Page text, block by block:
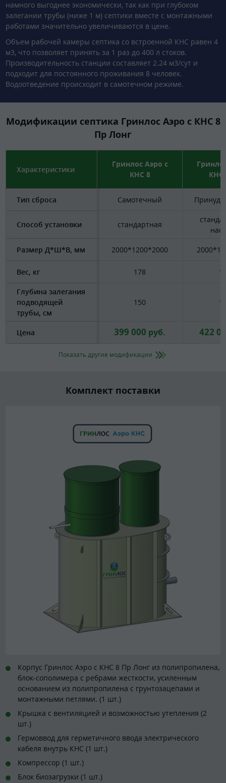
намного выгоднее экономически, так как при глубоком
залегании трубы (ниже 1 м) септики вместе с монтажными
работами значительно увеличиваются в цене.
Объем рабочей камеры септика со встроенной КНС равен 4
м3, что позволяет принять за 1 раз до 400 л стоков.
Производительность станции составляет 2.24 м3/сут и
подходит для постоянного проживания 8 человек.
Водоотведение происходит в самотечном режиме.
Модификации септика Гринлос Аэро с КНС 8
Пр Лонг
Характеристики
Гринлос Аэро с
КНС 8
КНС
Тип сброса Самотечный
Способ установки стандартная
Размер Д*Ш*В, мм 2000*1200*2000
Вес, кг 178
Глубина залегания
подводящей
трубы, см
150
Цена 399 000 руб. 422
Показать другие модификации
Комплект поставки
Корпус Гринлос Аэро с КНС 8 Пр Лонг из полипропилена,
блок-сополимера с ребрами жесткости, усиленным
основанием из полипропилена с грунтозацепами и
монтажными петлями. (1 шт.)
Крышка с вентиляцией и возможностью утепления (2
шт.)
Гермоввод для герметичного ввода электрического
кабеля внутрь КНС (1 шт.)
Компрессор (1 шт.)
Блок биозагрузки (1 шт.)